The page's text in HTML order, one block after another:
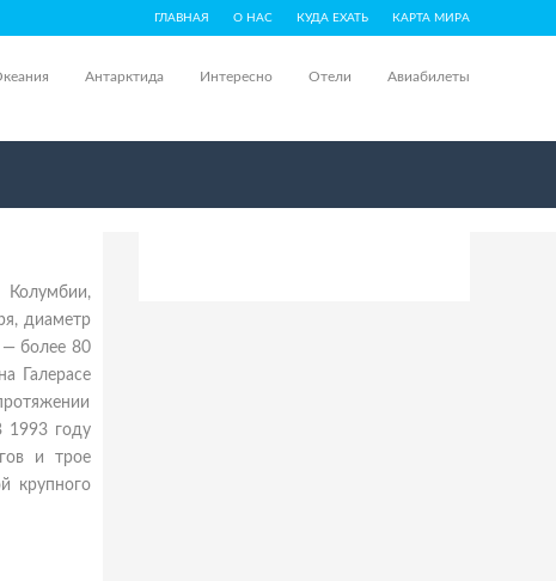
ГЛАВНАЯ О НАС КУДА ЕХАТЬ КАРТА МИРА
Антарктида Интересно Отели Авиабилеты
диаметр
— более 80
Галерасе
1993 году
и трое
крупного